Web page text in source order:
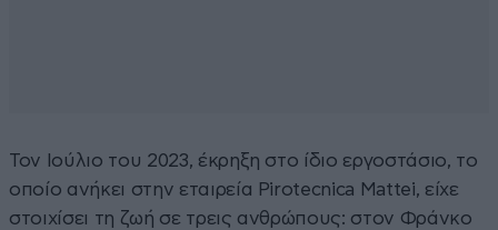
Τον Ιούλιο του 2023, έκρηξη στο ίδιο εργοστάσιο, το
οποίο ανήκει στην εταιρεία Pirotecnica Mattei, είχε
στοιχίσει τη ζωή σε τρεις ανθρώπους: στον Φράνκο